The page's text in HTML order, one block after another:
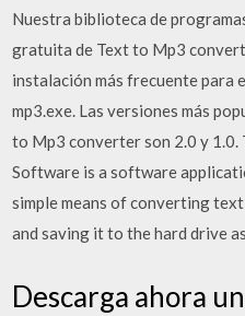
Nuestra biblioteca de
gratuita de Text to Mp3
instalación más frecuente
mp3.exe. Las versiones más
to Mp3 converter son 2.0 y
Software is a software
simple means of converting
and saving it to the hard drive
Descarga ahora